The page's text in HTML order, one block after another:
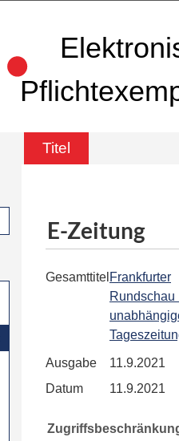
Titel
E-Zeitung
Gesamttitel Frankfurter
Rundschau
Ausgabe
11.9.2021
Datum
11.9.2021